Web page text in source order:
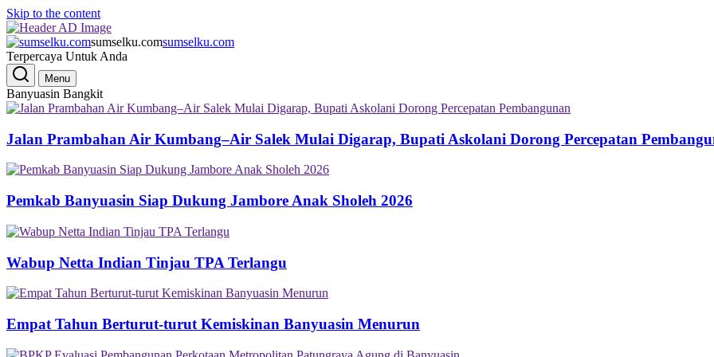
Skip to the content
sumselku.comsumselku.com
Terpercaya Untuk Anda
Menu
Banyuasin Bangkit
Jalan Prambahan Air Kumbang–Air Salek Mulai Digarap, Bupati Askolani Dorong Percepatan
Pemkab Banyuasin Siap Dukung Jambore Anak Sholeh 2026
Wabup Netta Indian Tinjau TPA Terlangu
Empat Tahun Berturut-turut Kemiskinan Banyuasin Menurun